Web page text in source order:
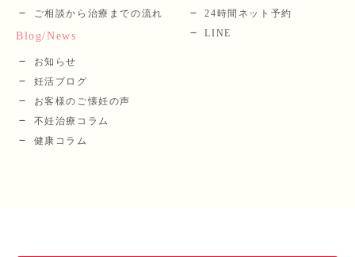
ご相談から治療までの流れ
Blog/News
お知らせ
妊活ブログ
お客様のご懐妊の声
不妊治療コラム
健康コラム
24時間ネット予約
LINE